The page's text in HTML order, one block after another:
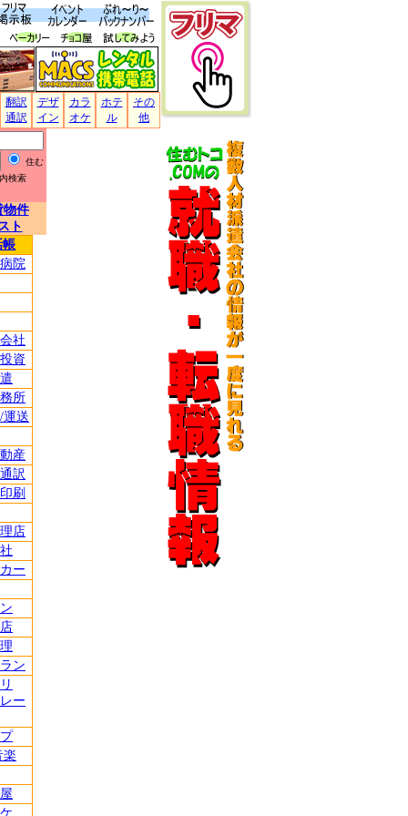
翻訳
通訳
デザ
イン
カラ
オケ
ホテ
ル
その
他
住む
検索
物件
ト
帳
院
社
資
所
運送
産
訳
刷
店
ー
ン
ー
楽